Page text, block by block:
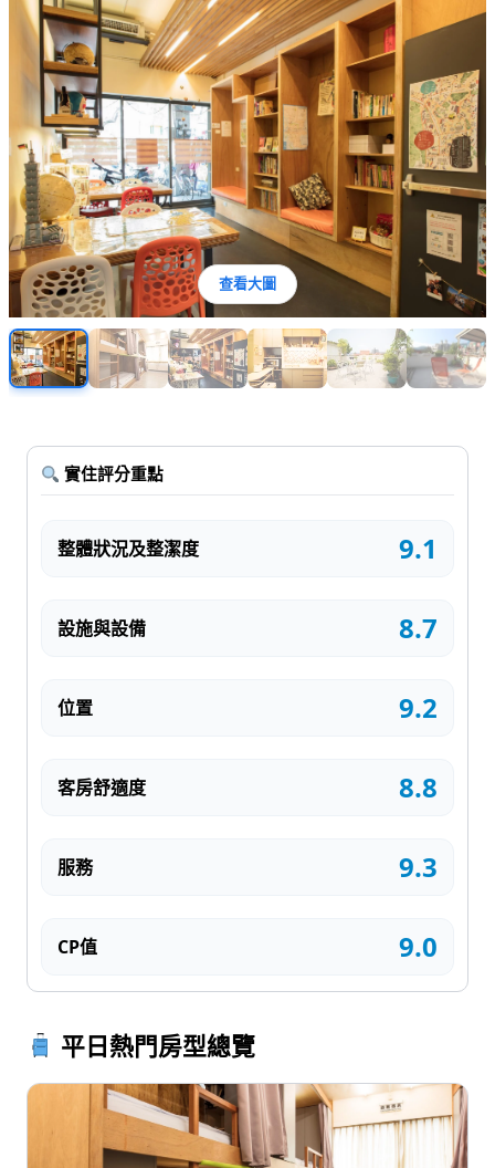
查看大圖
實住評分重點
整體狀況及整潔度 9.1
設施與設備 8.7
位置 9.2
客房舒適度 8.8
服務 9.3
CP值 9.0
平日熱門房型總覽